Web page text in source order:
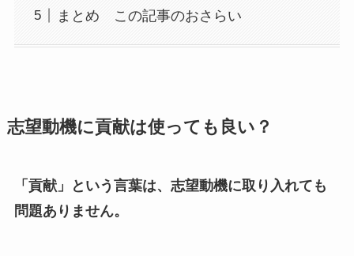
まとめ この記事のおさらい
志望動機に貢献は使っても良い？
「貢献」という言葉は、志望動機に取り入れても
問題ありません。